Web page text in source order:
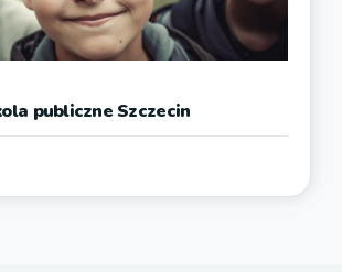
publiczne Szczecin